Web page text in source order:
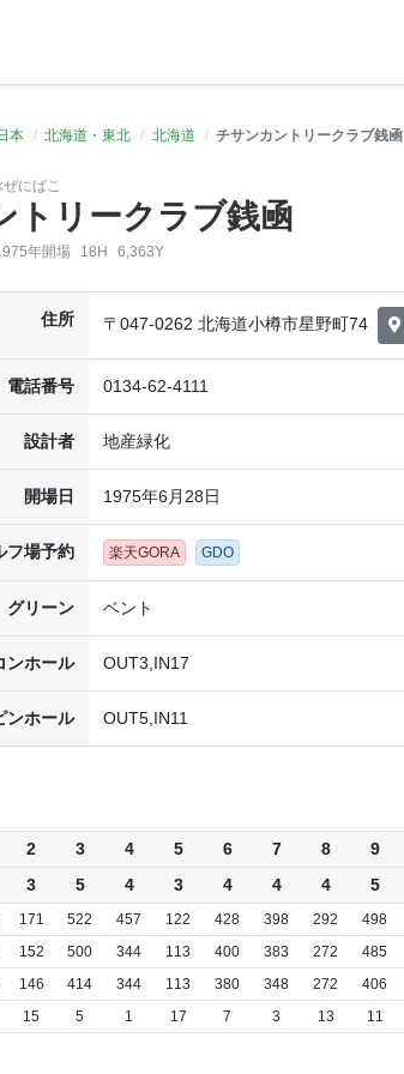
本 北海道・東北 北海道 チサンカントリークラブ銭凾
にばこ
トリークラブ銭凾
年開場 18H 6,363Y
住所 〒047-0262 北海道小樽市星野町74
電話番号 0134-62-4111
設計者 地産緑化
開場日 1975年6月28日
フ場予約 楽天GORA GDO
グリーン ベント
ンホール OUT3,IN17
ンホール OUT5,IN11
2 3 4 5 6 7 8 9
3 5 4 3 4 4 4 5
171 522 457 122 428 398 292 498
152 500 344 113 400 383 272 485
146 414 344 113 380 348 272 406
15 5 1 17 7 3 13 11